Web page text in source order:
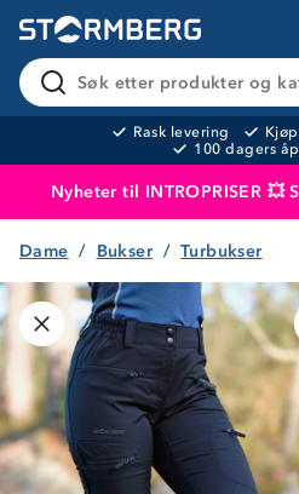
Søk etter produkter og
Rask levering
100 dagers
Nyheter til INTROPRISER 💥
Produktet er lagt i
Dame Bukser Turbukser